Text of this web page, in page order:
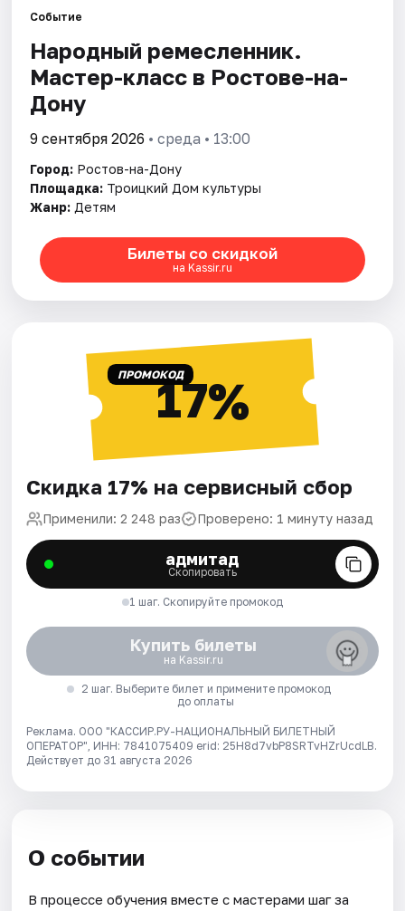
Города
Площадки
Артисты
Рейтинги
Событие
Народный ремесленник.
Мастер-класс в Ростове-на-
Дону
9 сентября 2026 • среда • 13:00
Город: Ростов-на-Дону
Площадка: Троицкий Дом культуры
Жанр: Детям
Билеты со скидкой
на Kassir.ru
ПРОМОКОД17%
Скидка 17% на сервисный сбор
Применили: 2 248 раз Проверено: 1 минуту назад
адмитад
Скопировать
1 шаг. Скопируйте промокод
Купить билеты
на Kassir.ru
2 шаг. Выберите билет и примените промокод
до оплаты
Реклама. ООО "КАССИР.РУ-НАЦИОНАЛЬНЫЙ БИЛЕТНЫЙ
ОПЕРАТОР", ИНН: 7841075409 erid: 25H8d7vbP8SRTvHZrUcdLB.
Действует до 31 августа 2026
О событии
В процессе обучения вместе с мастерами шаг за